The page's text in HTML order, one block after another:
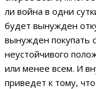
ли война в одни
будет вынужден
вынужден покупать
неустойчивого
или менее всем. И
приведет к тому,